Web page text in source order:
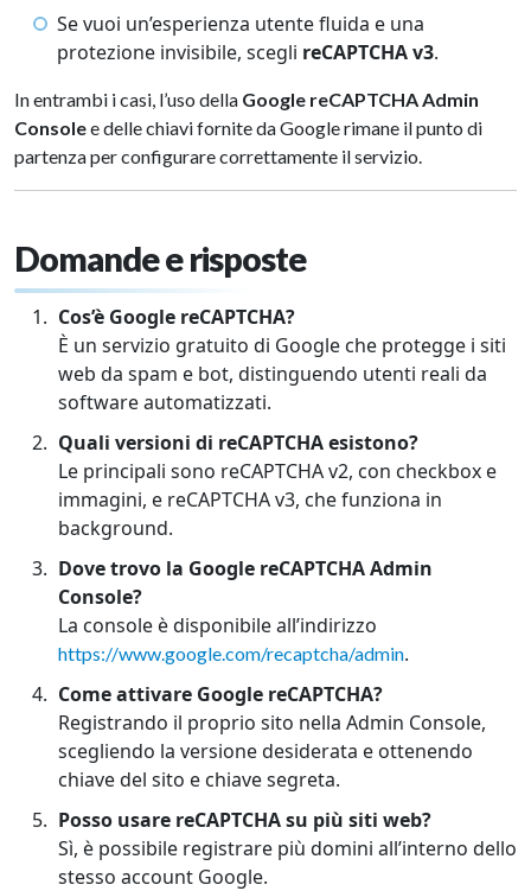
Se vuoi un’esperienza utente fluida e una
protezione invisibile, scegli reCAPTCHA v3.
In entrambi i casi, l’uso della Google reCAPTCHA Admin
Consolee delle chiavi fornite da Google rimane il punto di
partenza per configurare correttamente il servizio.
Domande e risposte
Cos’è Google reCAPTCHA?
È un servizio gratuito di Google che protegge i siti
web da spam e bot, distinguendo utenti reali da
software automatizzati.
Quali versioni di reCAPTCHA esistono?
Le principali sono reCAPTCHA v2, con checkbox e
immagini, e reCAPTCHA v3, che funziona in
background.
Dove trovo la Google reCAPTCHA Admin
Console?
La console è disponibile all’indirizzo
https://www.google.com/recaptcha/admin.
Come attivare Google reCAPTCHA?
Registrando il proprio sito nella Admin Console,
scegliendo la versione desiderata e ottenendo
chiave del sito e chiave segreta.
Posso usare reCAPTCHA su più siti web?
Sì, è possibile registrare più domini all’interno dello
stesso account Google.